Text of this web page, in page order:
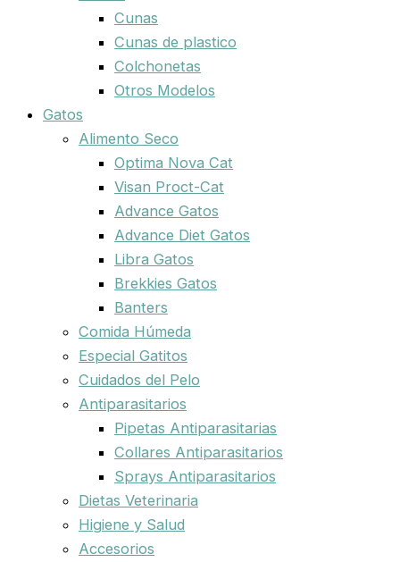
Cunas
Cunas de plastico
Colchonetas
Otros Modelos
Gatos
Alimento Seco
Optima Nova Cat
Visan Proct-Cat
Advance Gatos
Advance Diet Gatos
Libra Gatos
Brekkies Gatos
Banters
Comida Húmeda
Especial Gatitos
Cuidados del Pelo
Antiparasitarios
Pipetas Antiparasitarias
Collares Antiparasitarios
Sprays Antiparasitarios
Dietas Veterinaria
Higiene y Salud
Accesorios